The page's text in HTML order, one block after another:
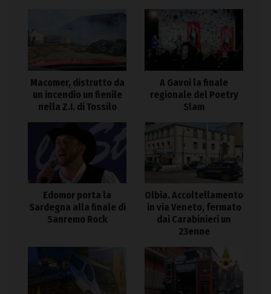
Macomer, distrutto da
un incendio un fienile
nella Z.I. di Tossilo
A Gavoi la finale
regionale del Poetry
Slam
Edomor porta la
Sardegna alla finale di
Sanremo Rock
Olbia. Accoltellamento
in via Veneto, fermato
dai Carabinieri un
23enne